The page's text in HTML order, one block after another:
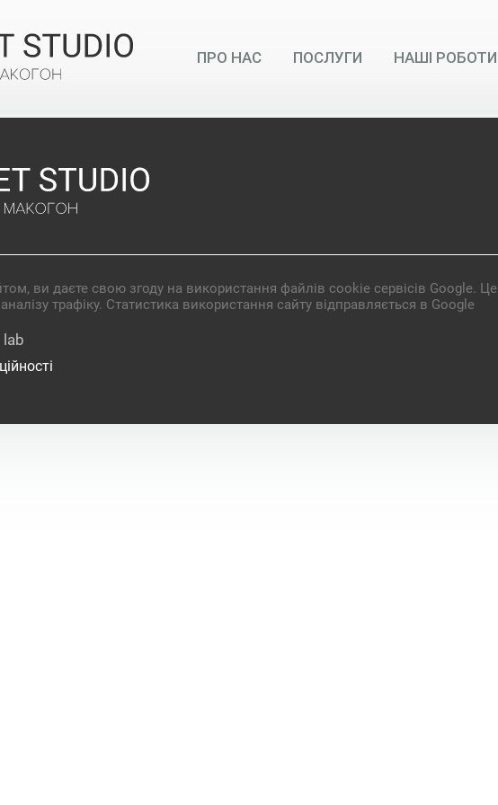
ПРО НАС ПОСЛУГИ НАШІ РОБОТИ
ви даєте свою згоду на використання файлів cookie сервісів Google.
трафіку. Статистика використання сайту відправляється в Google